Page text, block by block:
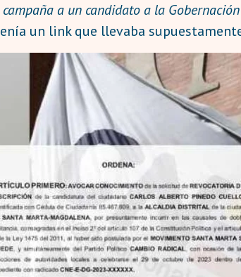
a un candidato a la
un link que llevaba